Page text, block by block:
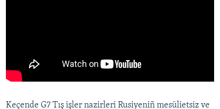
Keçende G7 Tış işler nazirleri Rusiyeniñ mesülietsiz ve